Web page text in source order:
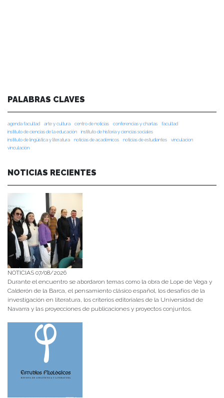
PALABRAS CLAVES
agenda facultad arte y cultura centro de noticias conferencias y charlas
facultad
instituto de ciencias de la educación
instituto de historia y ciencias sociales
instituto de lingüística y literatura
noticias de académicos noticias de estudiantes
vinculacion
vinculación
NOTICIAS RECIENTES
NOTICIAS 07/08/2026
Durante el encuentro se abordaron temas como la obra de Lope de Vega y
Calderón de la Barca, el pensamiento clásico español, los desafíos de la
investigación en literatura, los criterios editoriales de la Universidad de
Navarra y las proyecciones de publicaciones y proyectos conjuntos.